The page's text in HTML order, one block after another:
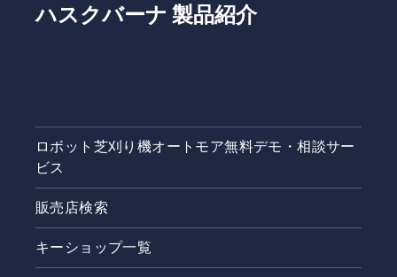
ハスクバーナ 製品紹介
ロボット芝刈り機オートモア無料デモ・相談サー
ビス
販売店検索
キーショップ一覧